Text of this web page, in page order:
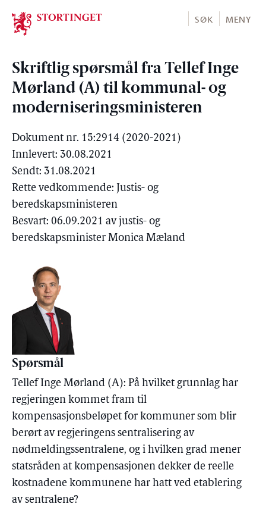
Stortinget.no
SØK MENY
Skriftlig spørsmål fra Tellef Inge
Mørland (A) til kommunal- og
moderniseringsministeren
Dokument nr. 15:2914 (2020-2021)
Innlevert: 30.08.2021
Sendt: 31.08.2021
Rette vedkommende: Justis- og
beredskapsministeren
Besvart: 06.09.2021 av justis- og
beredskapsminister Monica Mæland
Spørsmål
Tellef Inge Mørland (A): På hvilket grunnlag har
regjeringen kommet fram til
kompensasjonsbeløpet for kommuner som blir
berørt av regjeringens sentralisering av
nødmeldingssentralene, og i hvilken grad mener
statsråden at kompensasjonen dekker de reelle
kostnadene kommunene har hatt ved etablering
av sentralene?